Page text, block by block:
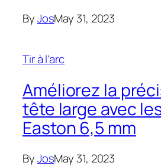
ByJosMay 31, 2023
Tir à l'arc
Améliorez la
tête large avec
Easton 6,5 mm
ByJosMay 31, 2023